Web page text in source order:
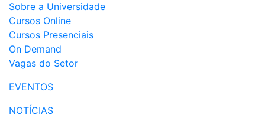
Sobre a Universidade
Cursos Online
Cursos Presenciais
On Demand
Vagas do Setor
EVENTOS
NOTÍCIAS